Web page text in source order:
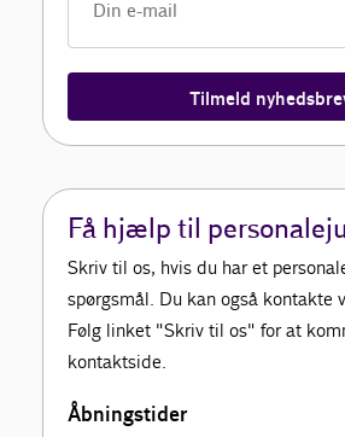
Tilmeld
Få hjælp til
Skriv til os, hvis du har et
spørgsmål. Du kan også kontakte
Følg linket "Skriv til os" for at
kontaktside.
Åbningstider